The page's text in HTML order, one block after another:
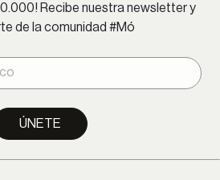
Recibe nuestra newsletter y
de la comunidad #Mó
ÚNETE